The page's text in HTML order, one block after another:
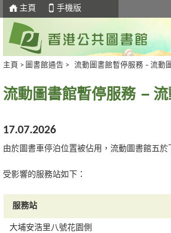
主頁 手機版
主頁 > 圖書館通告 > 流動圖書館暫停服務 – 流動
流動圖書館暫停服務 –
17.07.2026
由於圖書車停泊位置被佔用，流動圖書館五
受影響的服務站如下：
服務站
大埔安浩里八號花園側